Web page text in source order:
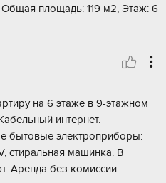
Общая площадь: 119 м2, Этаж: 6
на 6 этаже в 9-этажном
интернет.
бытовые электроприборы:
стиральная машинка. В
Аренда без комиссии...